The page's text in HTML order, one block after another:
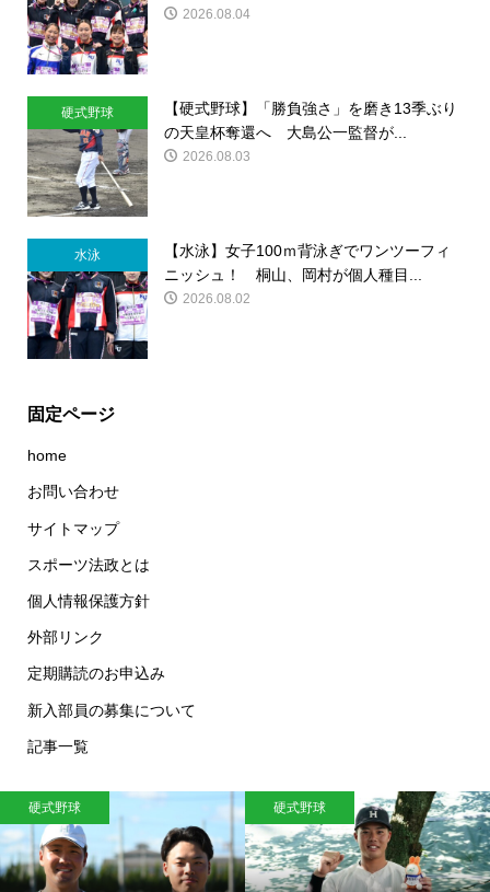
2026.08.04
硬式野球
【硬式野球】「勝負強さ」を磨き13季ぶり
の天皇杯奪還へ 大島公一監督が...
2026.08.03
水泳
【水泳】女子100ｍ背泳ぎでワンツーフィ
ニッシュ！ 桐山、岡村が個人種目...
2026.08.02
固定ページ
home
お問い合わせ
サイトマップ
スポーツ法政とは
個人情報保護方針
外部リンク
定期購読のお申込み
新入部員の募集について
記事一覧
硬式野球 硬式野球